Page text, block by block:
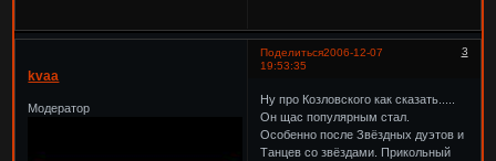
Поделиться 3
2006-12-07
19:53:35
kvaa
Модератор
Ну про Козловского как сказать.....
Он щас популярным стал.
Особенно после Звёздных дуэтов и
Танцев со звёздами. Прикольный